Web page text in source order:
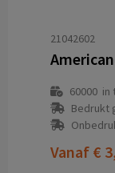
21042602
60000in
Bedrukt
Vanaf €